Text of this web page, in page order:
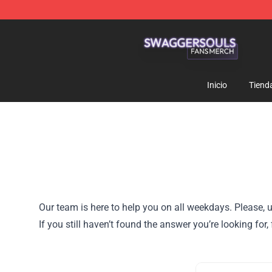
Inicio
Our team is here to help you on all weekdays. Please,
If you still haven’t found the answer you’re looking